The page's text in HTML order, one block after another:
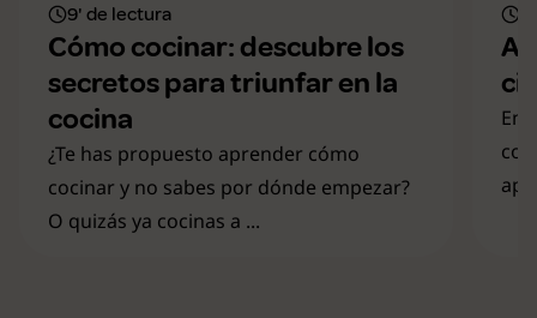
9' de lectura
Cómo cocinar: descubre los
secretos para triunfar en la
cocina
¿Te has propuesto aprender cómo
cocinar y no sabes por dónde empezar?
O quizás ya cocinas a ...
En